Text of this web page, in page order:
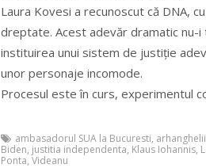
Laura Kovesi a recunoscut că DNA,
dreptate. Acest adevăr dramatic nu-i
instituirea unui sistem de justiție
unor personaje incomode.
Procesul este în curs, experimentul
ambasadorul SUA la Bucuresti,
Biden, justitia independenta, Klaus Iohannis,
Ponta, Videanu